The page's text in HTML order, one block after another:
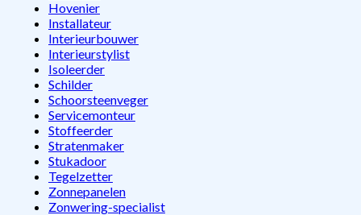
Hovenier
Installateur
Interieurbouwer
Interieurstylist
Isoleerder
Schilder
Schoorsteenveger
Servicemonteur
Stoffeerder
Stratenmaker
Stukadoor
Tegelzetter
Zonnepanelen
Zonwering-specialist